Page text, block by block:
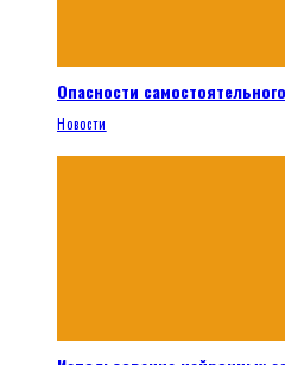
Опасности
Новости